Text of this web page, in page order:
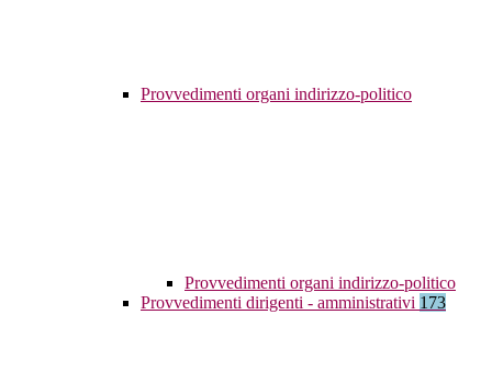
Provvedimenti organi indirizzo-politico
Provvedimenti organi indirizzo-politico
Provvedimenti dirigenti - amministrativi 173